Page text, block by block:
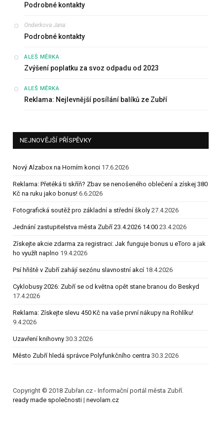
Podrobné kontakty
Onderkova Jana:
Podrobné kontakty
ALEŠ MĚRKA:
Zvýšení poplatku za svoz odpadu od 2023
ALEŠ MĚRKA:
Reklama: Nejlevnější posílání balíků ze Zubří
NEJNOVĚJŠÍ PŘÍSPĚVKY
Nový Alzabox na Horním konci 17.6.2026
Reklama: Přetéká ti skříň? Zbav se nenošeného oblečení a získej 380
Kč na ruku jako bonus! 6.6.2026
Fotografická soutěž pro základní a střední školy 27.4.2026
Jednání zastupitelstva města Zubří 23.4.2026 14:00 23.4.2026
Získejte akcie zdarma za registraci: Jak funguje bonus u eToro a jak
ho využít naplno 19.4.2026
Psí hřiště v Zubří zahájí sezónu slavnostní akcí 18.4.2026
Cyklobusy 2026: Zubří se od května opět stane branou do Beskyd
17.4.2026
Reklama: Získejte slevu 450 Kč na vaše první nákupy na Rohlíku!
9.4.2026
Uzavření knihovny 30.3.2026
Město Zubří hledá správce Polyfunkčního centra 30.3.2026
Copyright © 2018 Zubřan.cz - Informační portál města Zubří.
ready made společnosti | nevolam.cz